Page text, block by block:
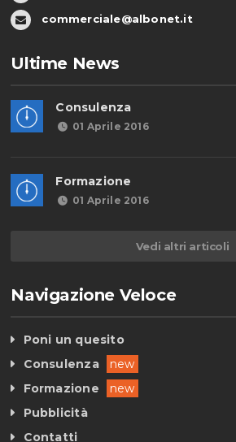
commerciale@albonet.it
Ultime News
Consulenza
01 Aprile 2016
Formazione
01 Aprile 2016
Vedi altri articoli
Navigazione Veloce
Poni un quesito
Consulenza
new
Formazione
new
Pubblicità
Contatti